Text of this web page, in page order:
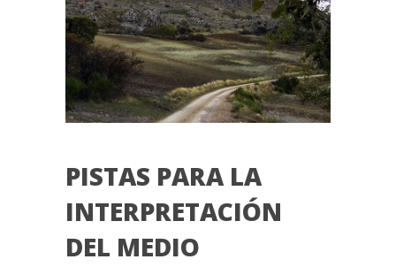
PISTAS PARA LA
INTERPRETACIÓN
DEL MEDIO